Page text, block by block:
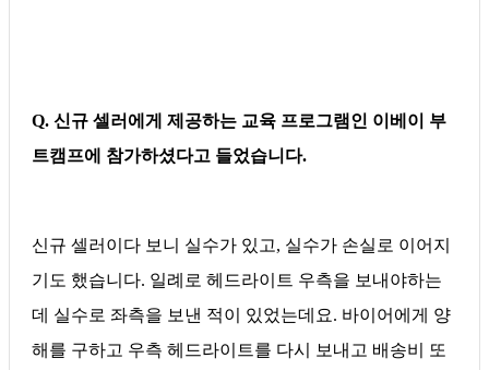
Q. 신규 셀러에게 제공하는 교육 프로그램인 이베이 부
트캠프에 참가하셨다고 들었습니다.
신규 셀러이다 보니 실수가 있고, 실수가 손실로 이어지
기도 했습니다. 일례로 헤드라이트 우측을 보내야하는
데 실수로 좌측을 보낸 적이 있었는데요. 바이어에게 양
해를 구하고 우측 헤드라이트를 다시 보내고 배송비 또